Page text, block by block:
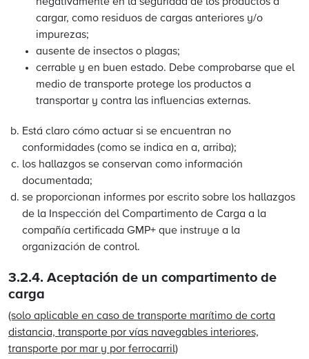
cargar, como residuos de cargas anteriores y/o
impurezas;
ausente de insectos o plagas;
cerrable y en buen estado. Debe comprobarse que el
medio de transporte protege los productos a
transportar y contra las influencias externas.
Está claro cómo actuar si se encuentran no
conformidades (como se indica en a, arriba);
los hallazgos se conservan como información
documentada;
se proporcionan informes por escrito sobre los hallazgos
de la Inspección del Compartimento de Carga a la
compañía certificada GMP+ que instruye a la
organización de control.
3.2.4. Aceptación de un compartimento de
carga
(solo aplicable en caso de transporte marítimo de corta
distancia, transporte por vías navegables interiores,
transporte por mar y por ferrocarril)